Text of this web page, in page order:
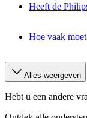
Heeft de
Hoe vaak
Alles weergeven
Hebt u een andere